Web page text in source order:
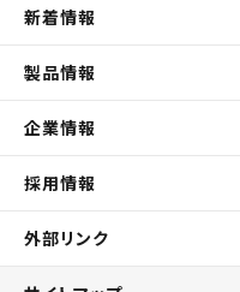
新着情報
製品情報
企業情報
採用情報
外部リンク